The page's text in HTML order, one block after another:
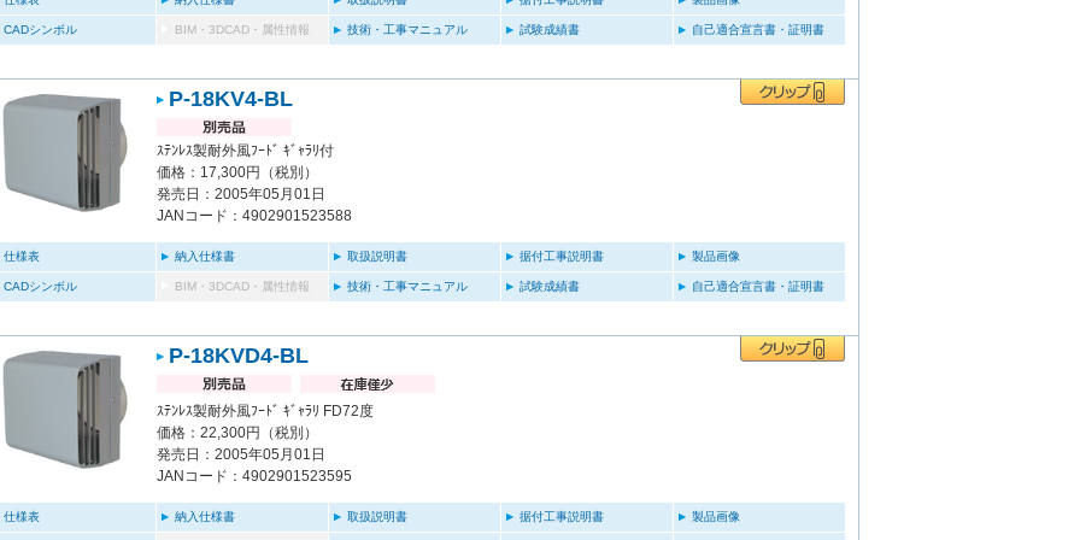
CADシンボル BIM・3DCAD・属性情報 技術・工事マニュアル 試験成績書 自己適合宣言書・証明書
P-18KV4-BL
ｽﾃﾝﾚｽ製耐外風ﾌｰﾄﾞ ｷﾞｬﾗﾘ付
価格：17,300円（税別）
発売日：2005年05月01日
JANコード：4902901523588
仕様表 納入仕様書 取扱説明書 据付工事説明書 製品画像
CADシンボル BIM・3DCAD・属性情報 技術・工事マニュアル 試験成績書 自己適合宣言書・証明書
P-18KVD4-BL
ｽﾃﾝﾚｽ製耐外風ﾌｰﾄﾞ ｷﾞｬﾗﾘ FD72度
価格：22,300円（税別）
発売日：2005年05月01日
JANコード：4902901523595
仕様表 納入仕様書 取扱説明書 据付工事説明書 製品画像